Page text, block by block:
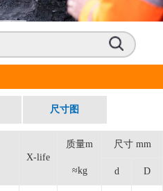
尺寸图
X-life
质量m
≈kg
尺寸 mm
d D